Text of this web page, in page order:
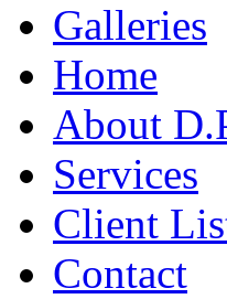
Galleries
Home
About
Services
Client
Contact